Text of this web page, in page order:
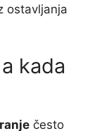
ostavljanja
kada
često